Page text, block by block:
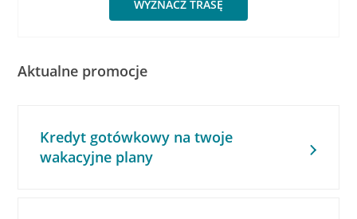
WYZNACZ TRASĘ
Aktualne promocje
Kredyt gotówkowy na twoje
wakacyjne plany